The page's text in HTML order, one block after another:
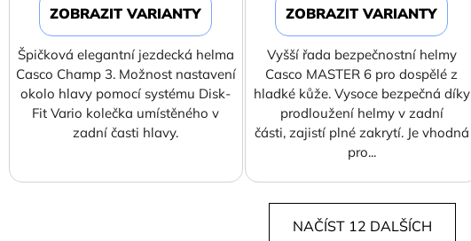
ZOBRAZIT VARIANTY
Špičková elegantní jezdecká helma
Casco Champ 3. Možnost nastavení
okolo hlavy pomocí systému Disk-
Fit Vario kolečka umístěného v
zadní časti hlavy.
ZOBRAZIT VARIANTY
Vyšší řada bezpečnostní helmy
Casco MASTER 6 pro dospělé z
hladké kůže. Vysoce bezpečná díky
prodloužení helmy v zadní
části, zajistí plné zakrytí. Je vhodná
pro...
NAČÍST 12 DALŠÍCH